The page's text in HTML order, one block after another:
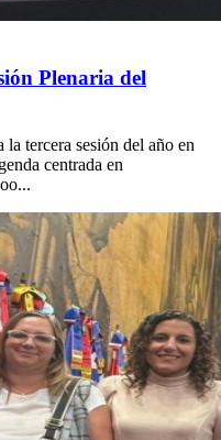
Plenaria del
tercera sesión del año en
centrada en